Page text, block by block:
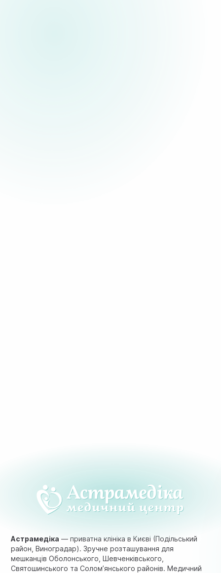
Астрамедіка — приватна клініка в Києві (Подільський
район, Виноградар). Зручне розташування для
мешканців Оболонського, Шевченківського,
Святошинського та Солом’янського районів. Медичний